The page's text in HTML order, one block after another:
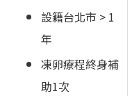
設籍台北市 > 1
年
凍卵療程終身補
助1次